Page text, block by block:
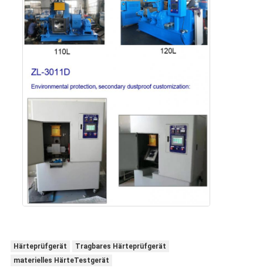
Härteprüfgerät
Tragbares Härteprüfgerät
materielles HärteTestgerät